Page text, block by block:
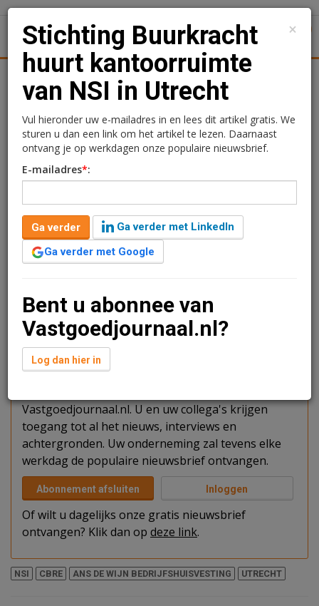
Juridisch | Fiscaal
Stichting Buurkracht
huurt kantoorruimte van
NSI in Utrecht
Redactie
23 juni 2025 om 14:22
één jaar geleden aangepast
1 minuut leestijd
Stichting Buurkracht heeft een langjarige
Utrecht.
Verder lezen?
U kunt het artikel niet volledig lezen omdat u nog
Vastgoedjournaal.nl. U en uw collega's krijgen
toegang tot al het nieuws, interviews en
achtergronden. Uw onderneming zal tevens elke
werkdag de populaire nieuwsbrief ontvangen.
Abonnement afsluiten Inloggen
Of wilt u dagelijks onze gratis nieuwsbrief
ontvangen? Klik dan op deze link.
NSI CBRE ANS DE WIJN BEDRIJFSHUISVESTING UTRECHT
×
Stichting Buurkracht
huurt kantoorruimte
van NSI in Utrecht
Vul hieronder uw e-mailadres in en lees dit artikel gratis. We
sturen u dan een link om het artikel te lezen. Daarnaast
ontvang je op werkdagen onze populaire nieuwsbrief.
E-mailadres*:
Ga verder
Ga verder met LinkedIn
Ga verder met Google
Bent u abonnee van
Vastgoedjournaal.nl?
Log dan hier in